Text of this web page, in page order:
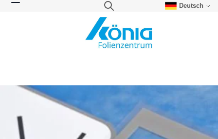
Suche
Deutsch